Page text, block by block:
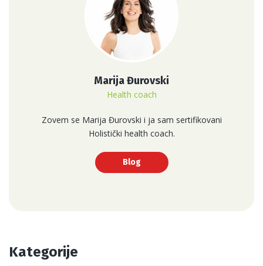
Marija Đurovski
Health coach
Zovem se Marija Đurovski i ja sam sertifikovani
Holistički health coach.
Blog
Kategorije